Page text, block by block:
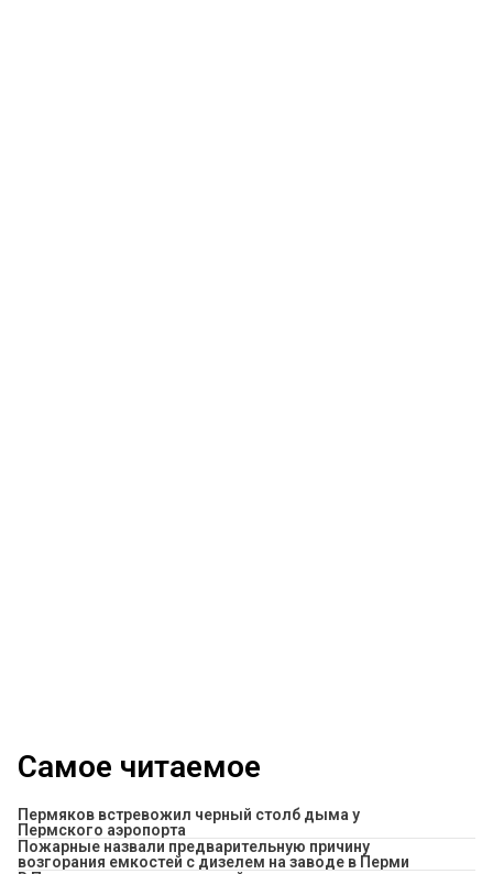
Самое читаемое
Пермяков встревожил черный столб дыма у
Пермского аэропорта
Пожарные назвали предварительную причину
возгорания емкостей с дизелем на заводе в Перми